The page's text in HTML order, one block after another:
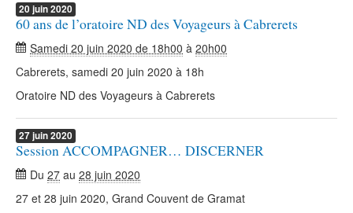
20 juin2020
60 ans de l’oratoire ND des Voyageurs à Cabrerets
Samedi 20 juin 2020 de 18h00 à 20h00
Cabrerets, samedi 20 juin 2020 à 18h
Oratoire ND des Voyageurs à Cabrerets
27juin2020
Session ACCOMPAGNER… DISCERNER
Du 27 au 28 juin 2020
27 et 28 juin 2020, Grand Couvent de Gramat